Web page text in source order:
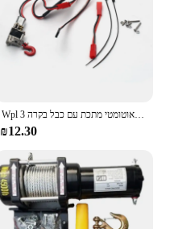
Wpl אוטומטי מתכת עם כבל בקרה 3ch עבור wpl c14 c24 c34 mn d90 mn99s jjrc ldp06 1/12 1/16 Rc rc ldp06 Rc rc
₪12.30